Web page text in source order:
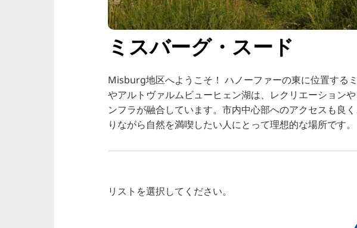
ミスバーグ・スード
Misburg地区へようこそ！ ハノーファーの東に位置する
やアルトヴァルムビューヒェン湖は、レクリエーション
ンフラが融合しています。市内中心部へのアクセスも良
りながら自然を満喫したい人にとって理想的な場所です。
リストを選択してください。